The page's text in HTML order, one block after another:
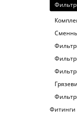
Фитинги